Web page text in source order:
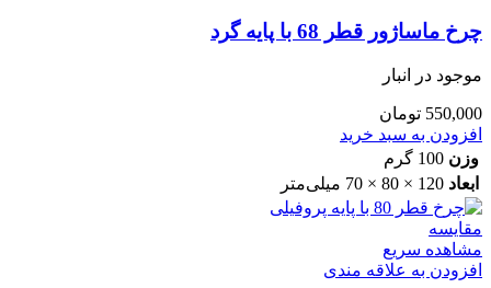
چرخ ماساژور قطر 68 با پایه گرد
موجود در انبار
550,000 تومان
افزودن به سبد خرید
وزن 100 گرم
ابعاد 120 × 80 × 70 میلی‌متر
مقایسه
مشاهده سریع
افزودن به علاقه مندی